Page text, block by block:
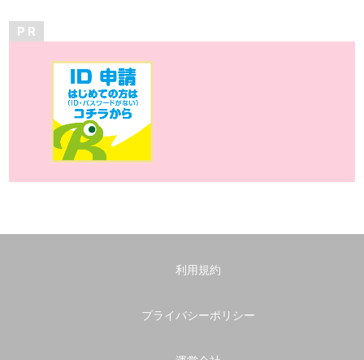
P R
利用規約
プライバシーポリシー